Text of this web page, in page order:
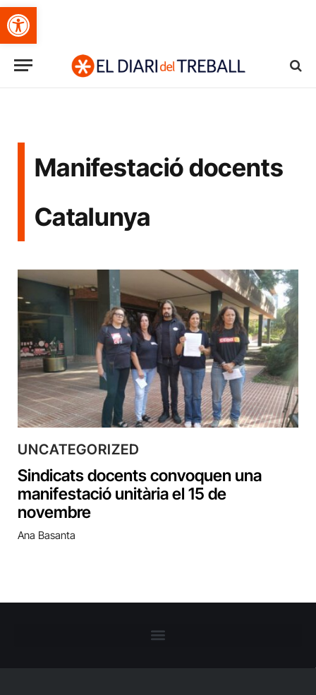
Obre la barra d'eines
Manifestació docents
Catalunya
UNCATEGORIZED
Sindicats docents convoquen una
manifestació unitària el 15 de
novembre
Ana Basanta